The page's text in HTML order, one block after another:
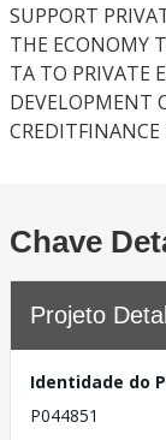
SUPPORT
THE ECONOMY
TA TO PRIVATE
DEVELOPMENT
CREDITFINANCE
Chave
Projeto
Identidade do
P044851